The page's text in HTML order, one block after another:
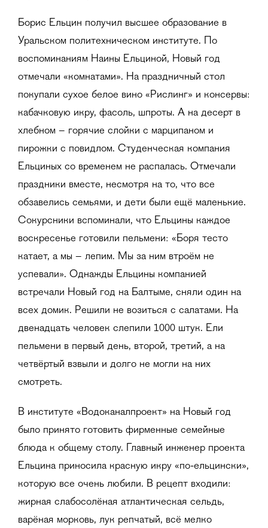
Борис Ельцин получил высшее образование в
Уральском политехническом институте. По
воспоминаниям Наины Ельциной, Новый год
отмечали «комнатами». На праздничный стол
покупали сухое белое вино «Рислинг» и консервы:
кабачковую икру, фасоль, шпроты. А на десерт в
хлебном – горячие слойки с марципаном и
пирожки с повидлом. Студенческая компания
Ельциных со временем не распалась. Отмечали
праздники вместе, несмотря на то, что все
обзавелись семьями, и дети были ещё маленькие.
Сокурсники вспоминали, что Ельцины каждое
воскресенье готовили пельмени: «Боря тесто
катает, а мы – лепим. Мы за ним втроём не
успевали». Однажды Ельцины компанией
встречали Новый год на Балтыме, сняли один на
всех домик. Решили не возиться с салатами. На
двенадцать человек слепили 1000 штук. Ели
пельмени в первый день, второй, третий, а на
четвёртый взвыли и долго не могли на них
смотреть.
В институте «Водоканалпроект» на Новый год
было принято готовить фирменные семейные
блюда к общему столу. Главный инженер проекта
Ельцина приносила красную икру «по-ельцински»,
которую все очень любили. В рецепт входили:
жирная слабосолёная атлантическая сельдь,
варёная морковь, лук репчатый, всё мелко